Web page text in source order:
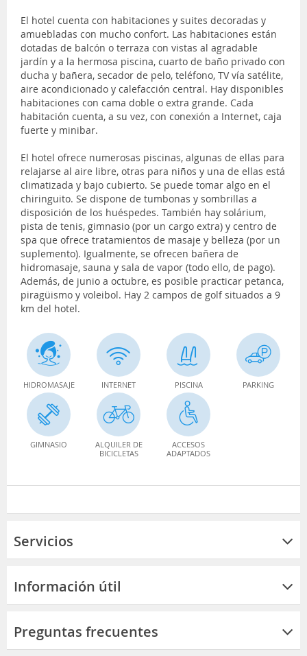
El hotel cuenta con habitaciones y suites decoradas y
amuebladas con mucho confort. Las habitaciones están
dotadas de balcón o terraza con vistas al agradable
jardín y a la hermosa piscina, cuarto de baño privado con
ducha y bañera, secador de pelo, teléfono, TV vía satélite,
aire acondicionado y calefacción central. Hay disponibles
habitaciones con cama doble o extra grande. Cada
habitación cuenta, a su vez, con conexión a Internet, caja
fuerte y minibar.
El hotel ofrece numerosas piscinas, algunas de ellas para
relajarse al aire libre, otras para niños y una de ellas está
climatizada y bajo cubierto. Se puede tomar algo en el
chiringuito. Se dispone de tumbonas y sombrillas a
disposición de los huéspedes. También hay solárium,
pista de tenis, gimnasio (por un cargo extra) y centro de
spa que ofrece tratamientos de masaje y belleza (por un
suplemento). Igualmente, se ofrecen bañera de
hidromasaje, sauna y sala de vapor (todo ello, de pago).
Además, de junio a octubre, es posible practicar petanca,
piragüismo y voleibol. Hay 2 campos de golf situados a 9
km del hotel.
HIDROMASAJE INTERNET PISCINA PARKING
GIMNASIO
ALQUILER DE
BICICLETAS
ACCESOS
ADAPTADOS
Servicios
Información útil
Preguntas frecuentes